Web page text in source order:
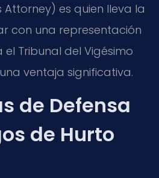
Attorney) es quien lleva la
con una representación
Tribunal del Vigésimo
ventaja significativa.
de Defensa
de Hurto